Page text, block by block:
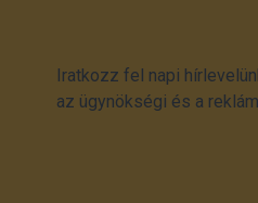
Iratkozz fel napi
az ügynökségi és a